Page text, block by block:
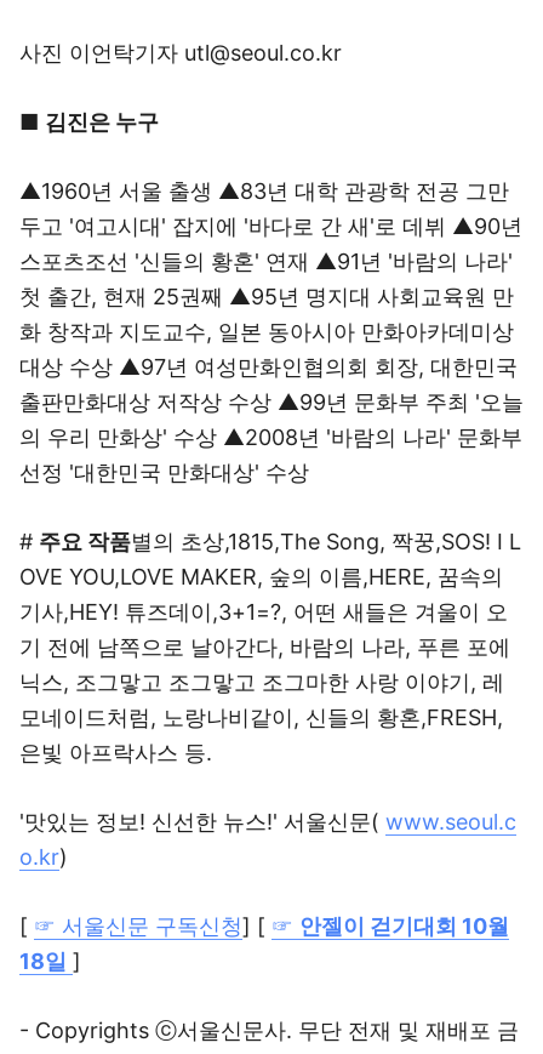
사진 이언탁기자 utl@seoul.co.kr
■ 김진은 누구
▲1960년 서울 출생 ▲83년 대학 관광학 전공 그만
두고 '여고시대' 잡지에 '바다로 간 새'로 데뷔 ▲90년
스포츠조선 '신들의 황혼' 연재 ▲91년 '바람의 나라'
첫 출간, 현재 25권째 ▲95년 명지대 사회교육원 만
화 창작과 지도교수, 일본 동아시아 만화아카데미상
대상 수상 ▲97년 여성만화인협의회 회장, 대한민국
출판만화대상 저작상 수상 ▲99년 문화부 주최 '오늘
의 우리 만화상' 수상 ▲2008년 '바람의 나라' 문화부
선정 '대한민국 만화대상' 수상
# 주요 작품별의 초상,1815,The Song, 짝꿍,SOS! I L
OVE YOU,LOVE MAKER, 숲의 이름,HERE, 꿈속의
기사,HEY! 튜즈데이,3+1=?, 어떤 새들은 겨울이 오
기 전에 남쪽으로 날아간다, 바람의 나라, 푸른 포에
닉스, 조그맣고 조그맣고 조그마한 사랑 이야기, 레
모네이드처럼, 노랑나비같이, 신들의 황혼,FRESH,
은빛 아프락사스 등.
'맛있는 정보! 신선한 뉴스!' 서울신문( www.seoul.c
o.kr)
[ ☞ 서울신문 구독신청] [ ☞ 안젤이 걷기대회 10월
18일 ]
- Copyrights ⓒ서울신문사. 무단 전재 및 재배포 금